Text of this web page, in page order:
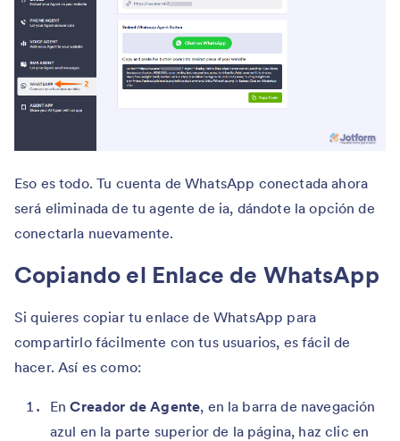
Eso es todo. Tu cuenta de WhatsApp conectada ahora
será eliminada de tu agente de ia, dándote la opción de
conectarla nuevamente.
Copiando el Enlace de WhatsApp
Si quieres copiar tu enlace de WhatsApp para
compartirlo fácilmente con tus usuarios, es fácil de
hacer. Así es como:
EnCreador de Agente, en la barra de navegación
azul en la parte superior de la página, haz clic en